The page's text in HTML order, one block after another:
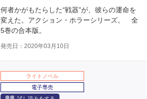
何者かがもたらした“戦器”が、彼らの運命を
変えた。アクション・ホラーシリーズ。 全
5巻の合本版。
発売日：2020年03月10日
ライトノベル
電子専売